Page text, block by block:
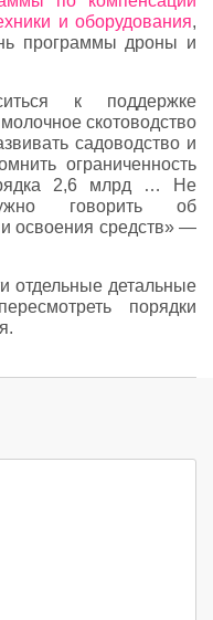
и оборудования,
программы дроны и
к поддержке
скотоводство
садоводство и
ограниченность
2,6 млрд … Не
говорить об
освоения средств» —
отдельные детальные
порядки